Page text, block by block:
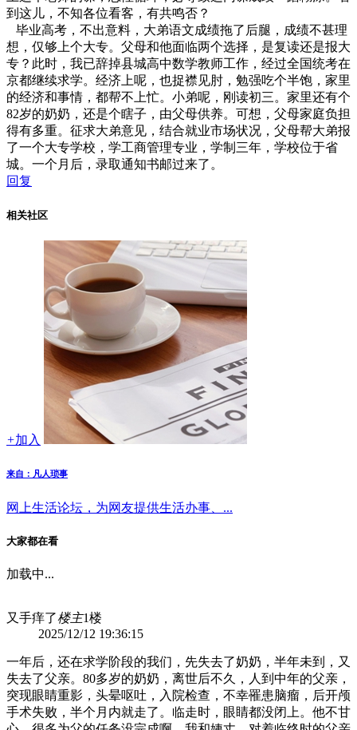
到这儿，不知各位看客，有共鸣否？
毕业高考，不出意料，大弟语文成绩拖了后腿，成绩不甚理
想，仅够上个大专。父母和他面临两个选择，是复读还是报大
专？此时，我已辞掉县城高中数学教师工作，经过全国统考在
京都继续求学。经济上呢，也捉襟见肘，勉强吃个半饱，家里
的经济和事情，都帮不上忙。小弟呢，刚读初三。家里还有个
82岁的奶奶，还是个瞎子，由父母供养。可想，父母家庭负担
得有多重。征求大弟意见，结合就业市场状况，父母帮大弟报
了一个大专学校，学工商管理专业，学制三年，学校位于省
城。一个月后，录取通知书邮过来了。
回复
相关社区
+加入
来自：凡人琐事
网上生活论坛，为网友提供生活办事、...
大家都在看
加载中...
又手痒了楼主1楼
2025/12/12 19:36:15
一年后，还在求学阶段的我们，先失去了奶奶，半年未到，又
失去了父亲。80多岁的奶奶，离世后不久，人到中年的父亲，
突现眼睛重影，头晕呕吐，入院检查，不幸罹患脑瘤，后开颅
手术失败，半个月内就走了。临走时，眼睛都没闭上。他不甘